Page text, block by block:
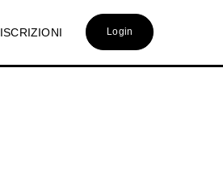
ISCRIZIONI Login